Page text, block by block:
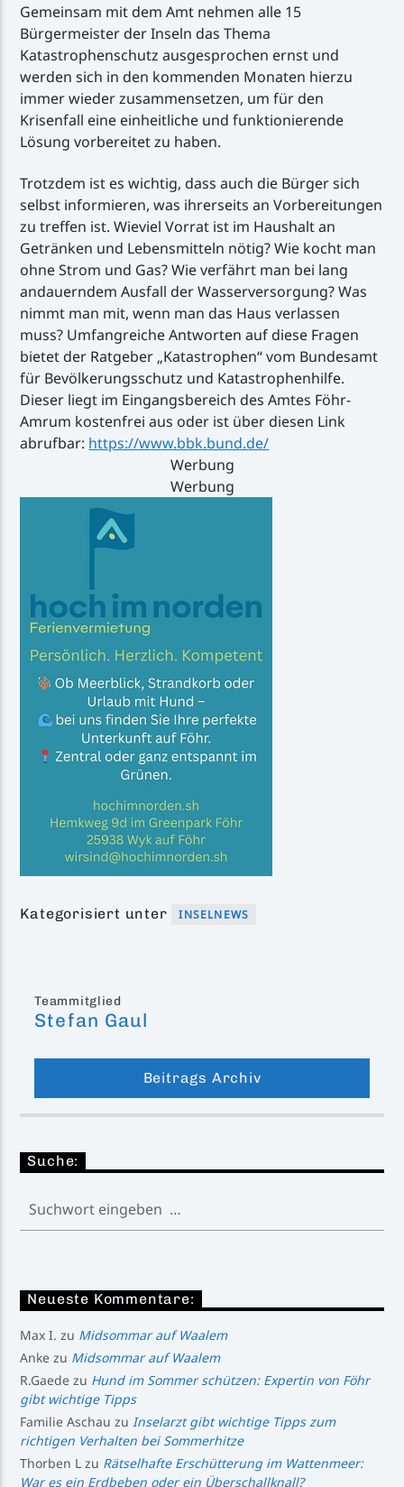
Gemeinsam mit dem Amt nehmen alle 15
Bürgermeister der Inseln das Thema
Katastrophenschutz ausgesprochen ernst und
werden sich in den kommenden Monaten hierzu
immer wieder zusammensetzen, um für den
Krisenfall eine einheitliche und funktionierende
Lösung vorbereitet zu haben.
Trotzdem ist es wichtig, dass auch die Bürger sich
selbst informieren, was ihrerseits an Vorbereitungen
zu treffen ist. Wieviel Vorrat ist im Haushalt an
Getränken und Lebensmitteln nötig? Wie kocht man
ohne Strom und Gas? Wie verfährt man bei lang
andauerndem Ausfall der Wasserversorgung? Was
nimmt man mit, wenn man das Haus verlassen
muss? Umfangreiche Antworten auf diese Fragen
bietet der Ratgeber „Katastrophen“ vom Bundesamt
für Bevölkerungsschutz und Katastrophenhilfe.
Dieser liegt im Eingangsbereich des Amtes Föhr-
Amrum kostenfrei aus oder ist über diesen Link
abrufbar: https://www.bbk.bund.de/
Werbung
Werbung
Kategorisiert unter INSELNEWS
Teammitglied
Stefan Gaul
Beitrags Archiv
Suche:
Neueste Kommentare:
Max I. zu Midsommar auf Waalem
Anke zu Midsommar auf Waalem
R.Gaede zu Hund im Sommer schützen: Expertin von Föhr
gibt wichtige Tipps
Familie Aschau zuInselarzt gibt wichtige Tipps zum
richtigen Verhalten bei Sommerhitze
Thorben L zu Rätselhafte Erschütterung im Wattenmeer:
War es ein Erdbeben oder ein Überschallknall?